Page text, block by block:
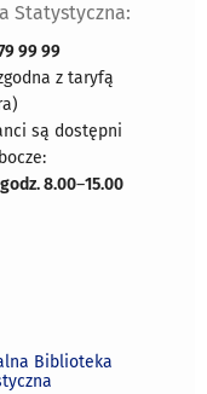
Statystyczna:
99 99
z taryfą
są dostępni
8.00–15.00
Biblioteka